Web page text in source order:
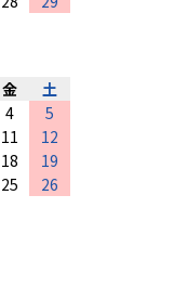
金
土
4
5
11
12
18
19
25
26